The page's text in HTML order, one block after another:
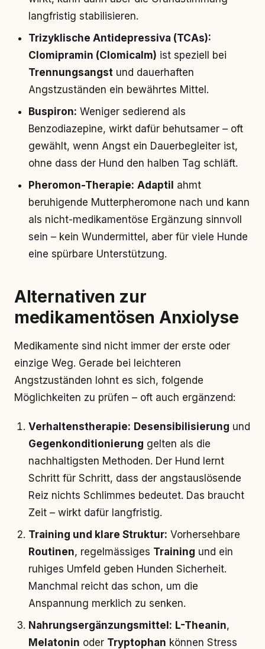
langfristig stabilisieren.
Trizyklische Antidepressiva (TCAs):
Clomipramin (Clomicalm) ist speziell bei
Trennungsangst und dauerhaften
Angstzuständen ein bewährtes Mittel.
Buspiron: Weniger sedierend als
Benzodiazepine, wirkt dafür behutsamer – oft
gewählt, wenn Angst ein Dauerbegleiter ist,
ohne dass der Hund den halben Tag schläft.
Pheromon-Therapie: Adaptil ahmt
beruhigende Mutterpheromonе nach und kann
als nicht-medikamentöse Ergänzung sinnvoll
sein – kein Wundermittel, aber für viele Hunde
eine spürbare Unterstützung.
Alternativen zur
medikamentösen Anxiolyse
Medikamente sind nicht immer der erste oder
einzige Weg. Gerade bei leichteren
Angstzuständen lohnt es sich, folgende
Möglichkeiten zu prüfen – oft auch ergänzend:
Verhaltenstherapie: Desensibilisierung und
Gegenkonditionierung gelten als die
nachhaltigsten Methoden. Der Hund lernt
Schritt für Schritt, dass der angstauslösende
Reiz nichts Schlimmes bedeutet. Das braucht
Zeit – wirkt dafür langfristig.
Training und klare Struktur: Vorhersehbare
Routinen, regelmässiges Training und ein
ruhiges Umfeld geben Hunden Sicherheit.
Manchmal reicht das schon, um die
Anspannung merklich zu senken.
Nahrungsergänzungsmittel: L-Theanin,
Melatonin oder Tryptophan können Stress